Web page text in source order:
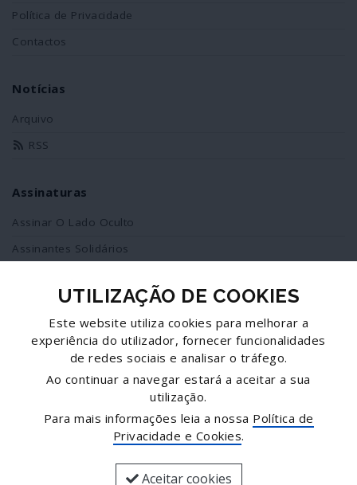
Política de Privacidade
Contactos
Notícias
Arquivo
RSS
Assinaturas
Assinar O Lado Oculto
Assinantes Solidários
Redes Sociais
Siga-nos no facebook
Twitter
UTILIZAÇÃO DE COOKIES
Este website utiliza cookies para melhorar a
experiência do utilizador, fornecer funcionalidades
de redes sociais e analisar o tráfego.
Ao continuar a navegar estará a aceitar a sua
utilização.
Para mais informações leia a nossa Política de
Privacidade e Cookies.
Aceitar cookies